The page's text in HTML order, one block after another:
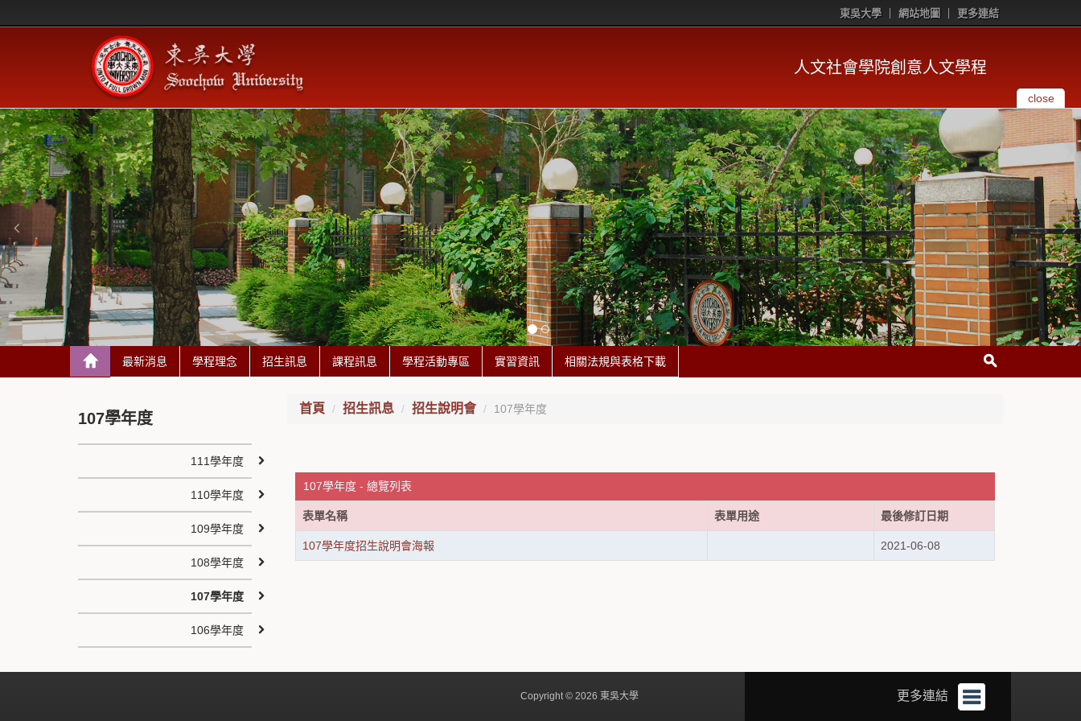
東吳大學 網站地圖 更多連結
人文社會學院創意人文學程
close
最新消息 學程理念 招生訊息 課程訊息 學程活動專區 實習資訊 相關法規與表格下載
首頁 招生訊息 招生說明會 107學年度
107學年度 - 總覽列表
表單名稱 表單用途 最後修訂日期
107學年度招生說明會海報 2021-06-08
107學年度
111學年度
110學年度
109學年度
108學年度
107學年度
106學年度
更多連結
Copyright © 2026 東吳大學